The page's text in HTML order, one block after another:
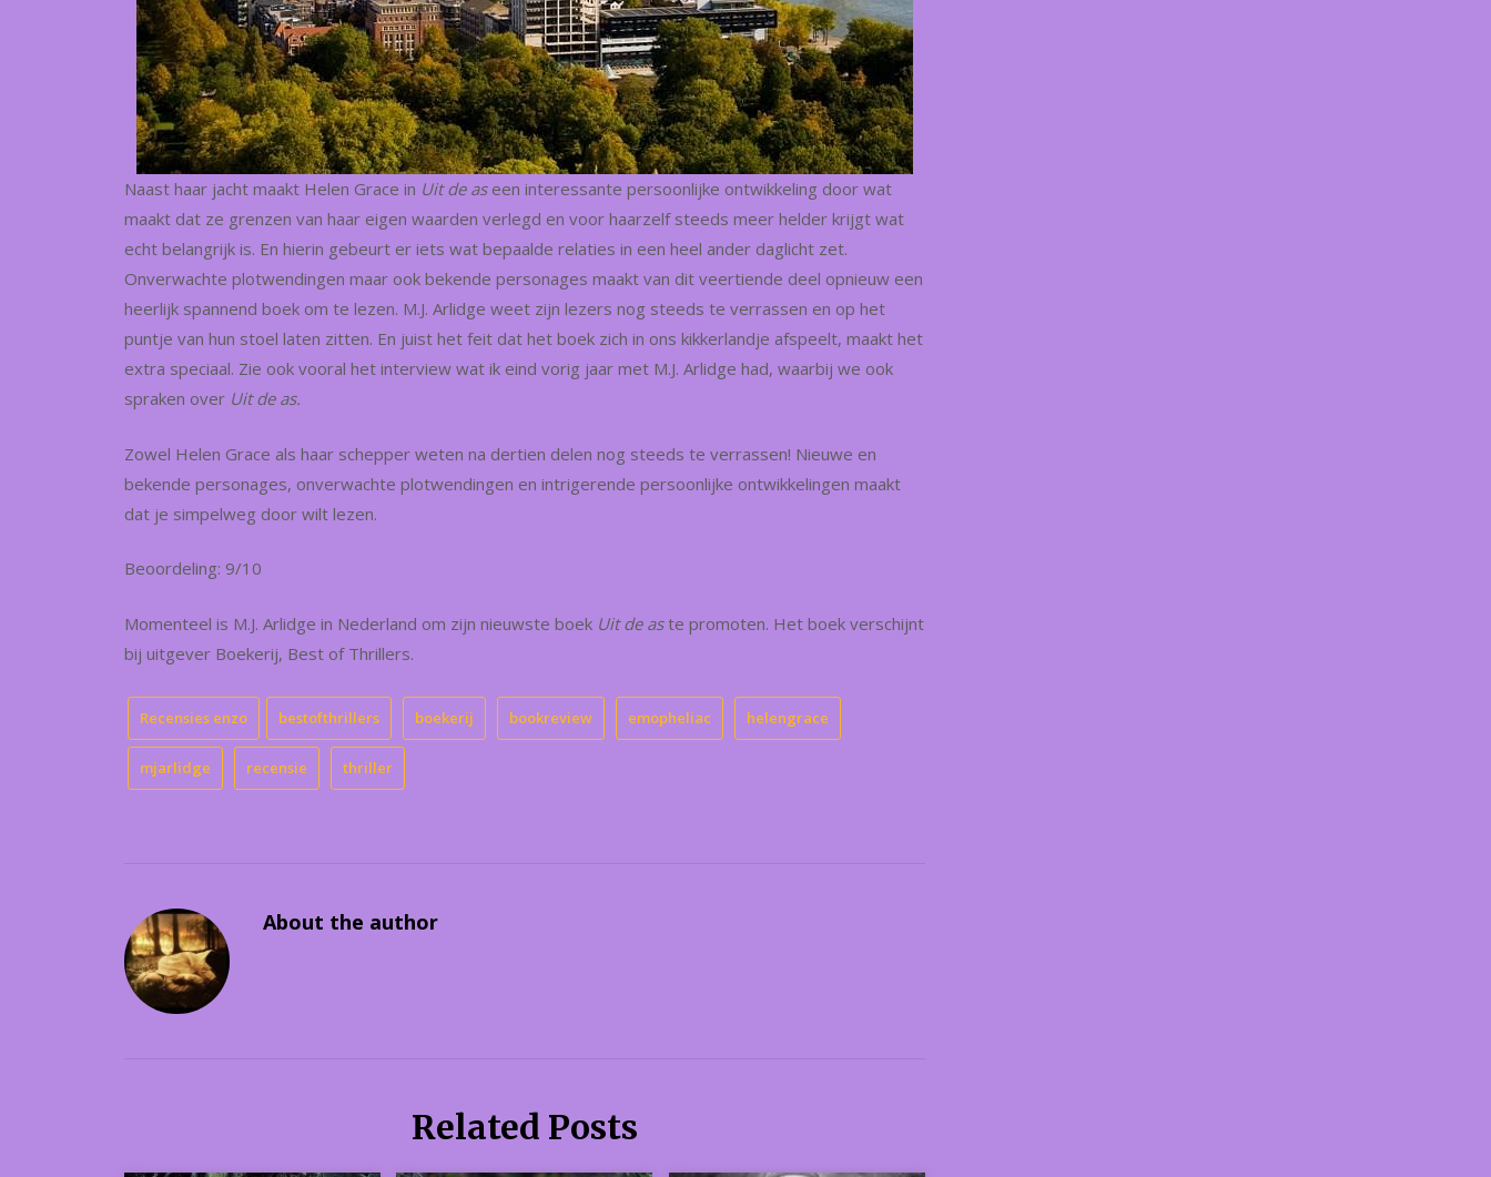
Naast haar jacht maakt Helen Grace in Uit de as een interessante persoonlijke ontwikkeling door wat
maakt dat ze grenzen van haar eigen waarden verlegd en voor haarzelf steeds meer helder krijgt wat
echt belangrijk is. En hierin gebeurt er iets wat bepaalde relaties in een heel ander daglicht zet.
Onverwachte plotwendingen maar ook bekende personages maakt van dit veertiende deel opnieuw een
heerlijk spannend boek om te lezen. M.J. Arlidge weet zijn lezers nog steeds te verrassen en op het
puntje van hun stoel laten zitten. En juist het feit dat het boek zich in ons kikkerlandje afspeelt, maakt het
extra speciaal. Zie ook vooral het interview wat ik eind vorig jaar met M.J. Arlidge had, waarbij we ook
spraken over Uit de as.
Zowel Helen Grace als haar schepper weten na dertien delen nog steeds te verrassen! Nieuwe en
bekende personages, onverwachte plotwendingen en intrigerende persoonlijke ontwikkelingen maakt
dat je simpelweg door wilt lezen.
Beoordeling: 9/10
Momenteel is M.J. Arlidge in Nederland om zijn nieuwste boek Uit de aste promoten. Het boek verschijnt
bij uitgever Boekerij, Best of Thrillers.
Recensies enzo bestofthrillers boekerij bookreview emopheliac helengrace
mjarlidge recensie thriller
About the author
Related Posts